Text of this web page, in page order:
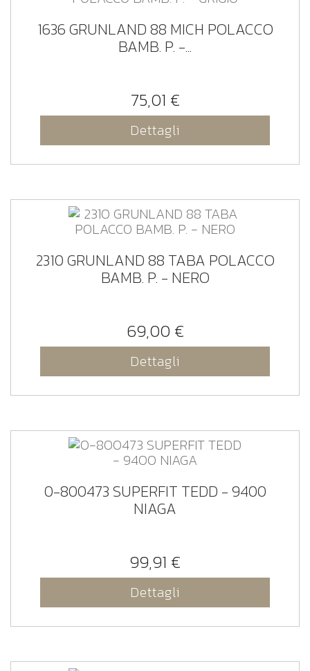
1636 GRUNLAND 88 MICH POLACCO
BAMB. P. -...
75,01 €
Dettagli
2310 GRUNLAND 88 TABA POLACCO
BAMB. P. - NERO
69,00 €
Dettagli
0-800473 SUPERFIT TEDD - 9400
NIAGA
99,91 €
Dettagli